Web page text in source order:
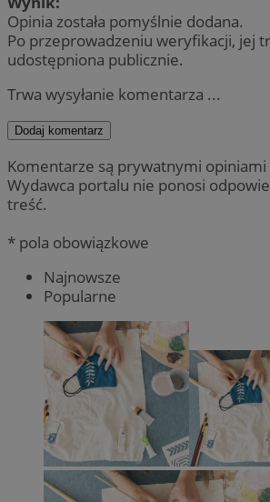
Opinia została pomyślnie dodana.
Po przeprowadzeniu weryfikacji, jej
udostępniona publicznie.
Trwa wysyłanie komentarza ...
Dodaj komentarz
Komentarze są prywatnymi
Wydawca portalu nie ponosi
treść.
* pola obowiązkowe
Najnowsze
Popularne